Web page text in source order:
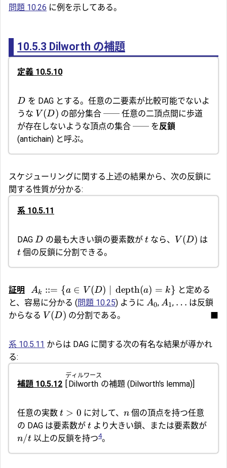
問題 10.26 に例を示してある。
10.5.3 Dilworth の補題
定義 10.5.10
D を DAG とする。任意の二要素が比較可能でないよ
うな V (D) の部分集合 ── 任意の二頂点間に歩道
が存在しないような頂点の集合 ── を反鎖
(antichain) と呼ぶ。
スケジューリングに関する上述の結果から、次の反鎖に
関する性質が分かる:
系 10.5.11
DAG D の最も大きい鎖の要素数が tなら、 V (D) は
t 個の反鎖に分割できる。
証明 Ak ::= {a ∈ V (D) depth(a) = k} と定める
と、容易に分かる (問題 10.25) ように A0, A1, … は反鎖
からなる V (D) の分割である。 ■
系 10.5.11 からは DAG に関する次の有名な結果が導かれ
る:
補題 10.5.12 [Dilworth
ディルワース
の補題(Dilworth's lemma)]
任意の実数 t > 0 に対して、 n個の頂点を持つ任意
の DAG は要素数が t より大きい鎖、または要素数が
n/t 以上の反鎖を持つ4。